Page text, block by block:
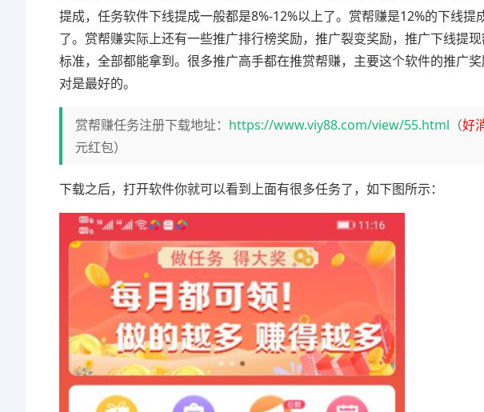
提成，任务软件下线提成一般都是8%-12%以上了。赏帮赚是12%的下线
了。赏帮赚实际上还有一些推广排行榜奖励，推广裂变奖励，推广下线提
标准，全部都能拿到。很多推广高手都在推赏帮赚，主要这个软件的推广
对是最好的。
赏帮赚任务注册下载地址： https://www.viy88.com/view/55.html （好
元红包）
下载之后，打开软件你就可以看到上面有很多任务了，如下图所示：